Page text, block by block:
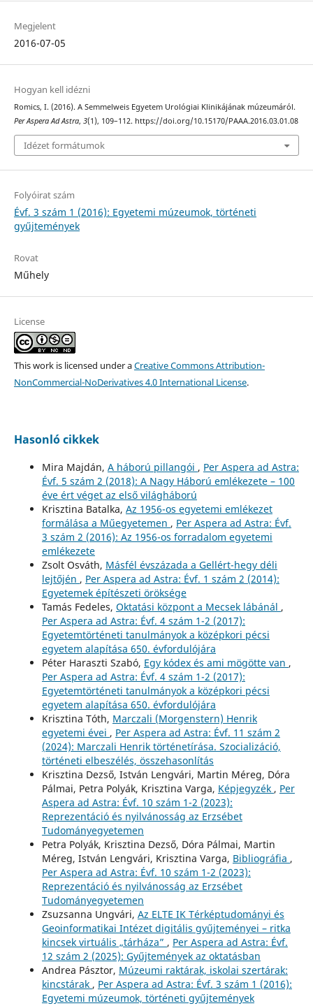
Megjelent
2016-07-05
Hogyan kell idézni
Romics, I. (2016). A Semmelweis Egyetem Urológiai Klinikájának múzeumáról.
Per Aspera Ad Astra, 3(1), 109–112. https://doi.org/10.15170/PAAA.2016.03.01.08
Idézet formátumok
Folyóirat szám
Évf. 3 szám 1 (2016): Egyetemi múzeumok, történeti
gyűjtemények
Rovat
Műhely
License
This work is licensed under aCreative Commons Attribution-
NonCommercial-NoDerivatives 4.0 International License.
Hasonló cikkek
Mira Majdán, A háború pillangói , Per Aspera ad Astra:
Évf. 5 szám 2 (2018): A Nagy Háború emlékezete – 100
éve ért véget az első világháború
Krisztina Batalka, Az 1956-os egyetemi emlékezet
formálása a Műegyetemen , Per Aspera ad Astra: Évf.
3 szám 2 (2016): Az 1956-os forradalom egyetemi
emlékezete
Zsolt Osváth, Másfél évszázada a Gellért-hegy déli
lejtőjén , Per Aspera ad Astra: Évf. 1 szám 2 (2014):
Egyetemek építészeti öröksége
Tamás Fedeles, Oktatási központ a Mecsek lábánál ,
Per Aspera ad Astra: Évf. 4 szám 1-2 (2017):
Egyetemtörténeti tanulmányok a középkori pécsi
egyetem alapítása 650. évfordulójára
Péter Haraszti Szabó, Egy kódex és ami mögötte van ,
Per Aspera ad Astra: Évf. 4 szám 1-2 (2017):
Egyetemtörténeti tanulmányok a középkori pécsi
egyetem alapítása 650. évfordulójára
Krisztina Tóth, Marczali (Morgenstern) Henrik
egyetemi évei , Per Aspera ad Astra: Évf. 11 szám 2
(2024): Marczali Henrik történetírása. Szocializáció,
történeti elbeszélés, összehasonlítás
Krisztina Dezső, István Lengvári, Martin Méreg, Dóra
Pálmai, Petra Polyák, Krisztina Varga, Képjegyzék , Per
Aspera ad Astra: Évf. 10 szám 1-2 (2023):
Reprezentáció és nyilvánosság az Erzsébet
Tudományegyetemen
Petra Polyák, Krisztina Dezső, Dóra Pálmai, Martin
Méreg, István Lengvári, Krisztina Varga, Bibliográfia ,
Per Aspera ad Astra: Évf. 10 szám 1-2 (2023):
Reprezentáció és nyilvánosság az Erzsébet
Tudományegyetemen
Zsuzsanna Ungvári, Az ELTE IK Térképtudományi és
Geoinformatikai Intézet digitális gyűjteményei – ritka
kincsek virtuális „tárháza” , Per Aspera ad Astra: Évf.
12 szám 2 (2025): Gyűjtemények az oktatásban
Andrea Pásztor, Múzeumi raktárak, iskolai szertárak:
kincstárak , Per Aspera ad Astra: Évf. 3 szám 1 (2016):
Egyetemi múzeumok, történeti gyűjtemények